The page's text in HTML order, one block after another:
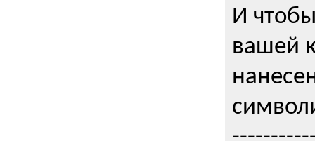
И
вашей